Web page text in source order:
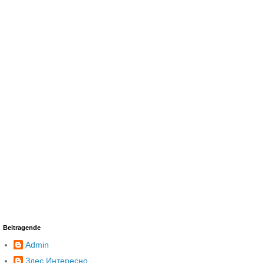
Beitragende
Admin
Здес Интересно